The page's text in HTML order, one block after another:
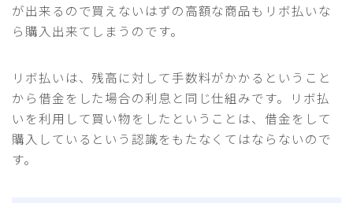
が出来るので買えないはずの高額な商品もリボ払いな
ら購入出来てしまうのです。
リボ払いは、残高に対して手数料がかかるということ
から借金をした場合の利息と同じ仕組みです。リボ払
いを利用して買い物をしたということは、借金をして
購入しているという認識をもたなくてはならないので
す。